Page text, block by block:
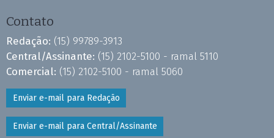
Contato
Redação: (15) 99789-3913
Central/Assinante: (15) 2102-5100 - ramal 5110
Comercial: (15) 2102-5100 - ramal 5060
Enviar e-mail para Redação
Enviar e-mail para Central/Assinante